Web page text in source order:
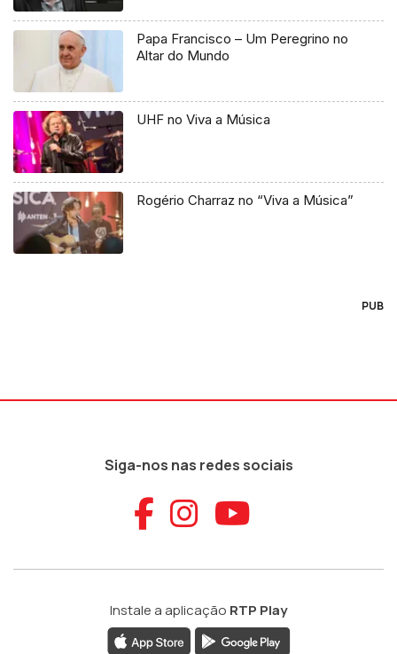
Papa Francisco – Um Peregrino no
Altar do Mundo
UHF no Viva a Música
Rogério Charraz no “Viva a Música”
PUB
Siga-nos nas redes sociais
Aceder ao
Aceder ao
Aceder
Instale a aplicação RTP Play